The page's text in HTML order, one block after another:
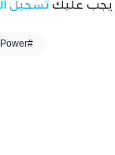
يجب عليك تسجيل
#Power